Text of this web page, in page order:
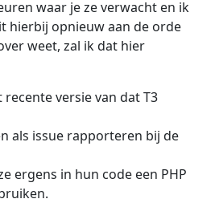
waar je ze verwacht en ik
hierbij opnieuw aan de orde
weet, zal ik dat hier
versie van dat T3
als issue rapporteren bij de
ergens in hun code een PHP